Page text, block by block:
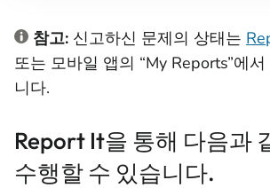
참고: 신고하신 문제의 상태는
또는 모바일 앱의 “My Reports”에
니다.
Report It을 통해 다음과
수행할 수 있습니다.